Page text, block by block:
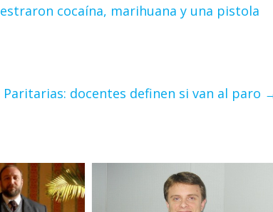
cocaína, marihuana y una pistola
Paritarias: docentes definen si van al paro